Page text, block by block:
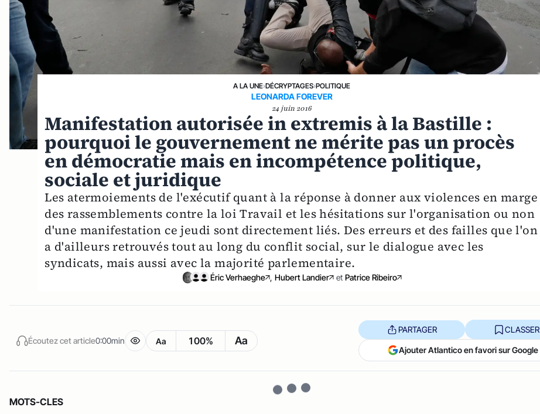
A LA UNE›DÉCRYPTAGES›POLITIQUE
LEONARDA FOREVER
24 juin 2016
Manifestation autorisée in extremis à la Bastille :
pourquoi le gouvernement ne mérite pas un procès
en démocratie mais en incompétence politique,
sociale et juridique
Les atermoiements de l'exécutif quant à la réponse à donner aux violences en marge
des rassemblements contre la loi Travail et les hésitations sur l'organisation ou non
d'une manifestation ce jeudi sont directement liés. Des erreurs et des failles que l'on
a d'ailleurs retrouvés tout au long du conflit social, sur le dialogue avec les
syndicats, mais aussi avec la majorité parlementaire.
Éric Verhaeghe , Hubert Landier et Patrice Ribeiro
Écoutez cet article0:00min Aa 100% Aa
PARTAGER CLASSER
Ajouter Atlantico en favori sur Google
MOTS-CLES